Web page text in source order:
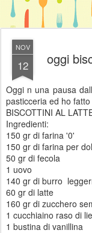
NOV
12 oggi
Oggi n una pausa
pasticceria ed ho
BISCOTTINI AL
Ingredienti:
150 gr di farina '0'
150 gr di farina per
50 gr di fecola
1 uovo
140 gr di burro
60 gr di latte
160 gr di zucchero
1 cucchiaino raso di
1 bustina di vanillina